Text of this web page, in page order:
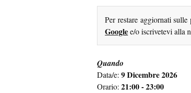
Per restare aggiornati
Googlee/o iscrivetevi alla
Quando
Data/e: 9 Dicembre 2026
Orario: 21:00 - 23:00